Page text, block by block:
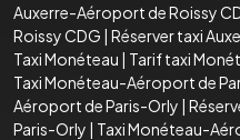
Auxerre-Aéroport de Roissy
Roissy CDG | Réserver taxi
Taxi Monéteau | Tarif taxi
Taxi Monéteau-Aéroport de
Aéroport de Paris-Orly |
Paris-Orly | Taxi Monéteau-